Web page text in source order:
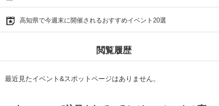
高知県で今週末に開催されるおすすめイベント20選
閲覧履歴
最近見たイベント&スポットページはありません。